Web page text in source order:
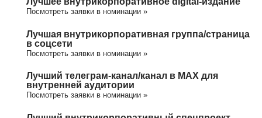
Посмотреть заявки в номинации »
Лучшая внутрикорпоративная группа/cтраница
в соцсети
Посмотреть заявки в номинации »
Лучший телеграм-канал/канал в МАХ для
внутренней аудитории
Посмотреть заявки в номинации »